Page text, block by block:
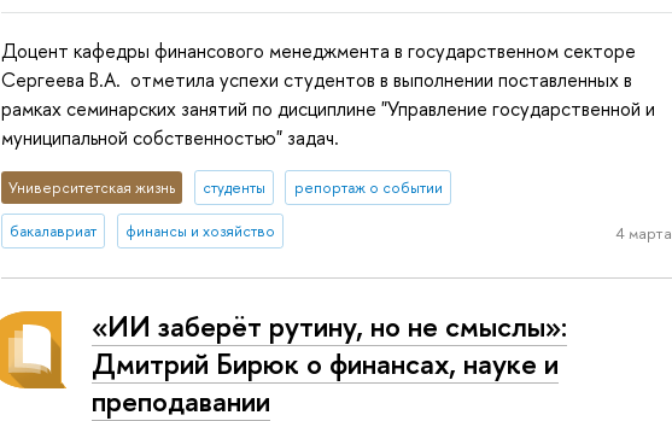
Доцент кафедры финансового менеджмента в государственном секторе
Сергеева В.А. отметила успехи студентов в выполнении поставленных в
рамках семинарских занятий по дисциплине "Управление государственной и
муниципальной собственностью" задач.
Университетская жизнь студенты репортаж о событии
бакалавриат финансы и хозяйство 4 марта
«ИИ заберёт рутину, но не смыслы»:
Дмитрий Бирюк о финансах, науке и
преподавании